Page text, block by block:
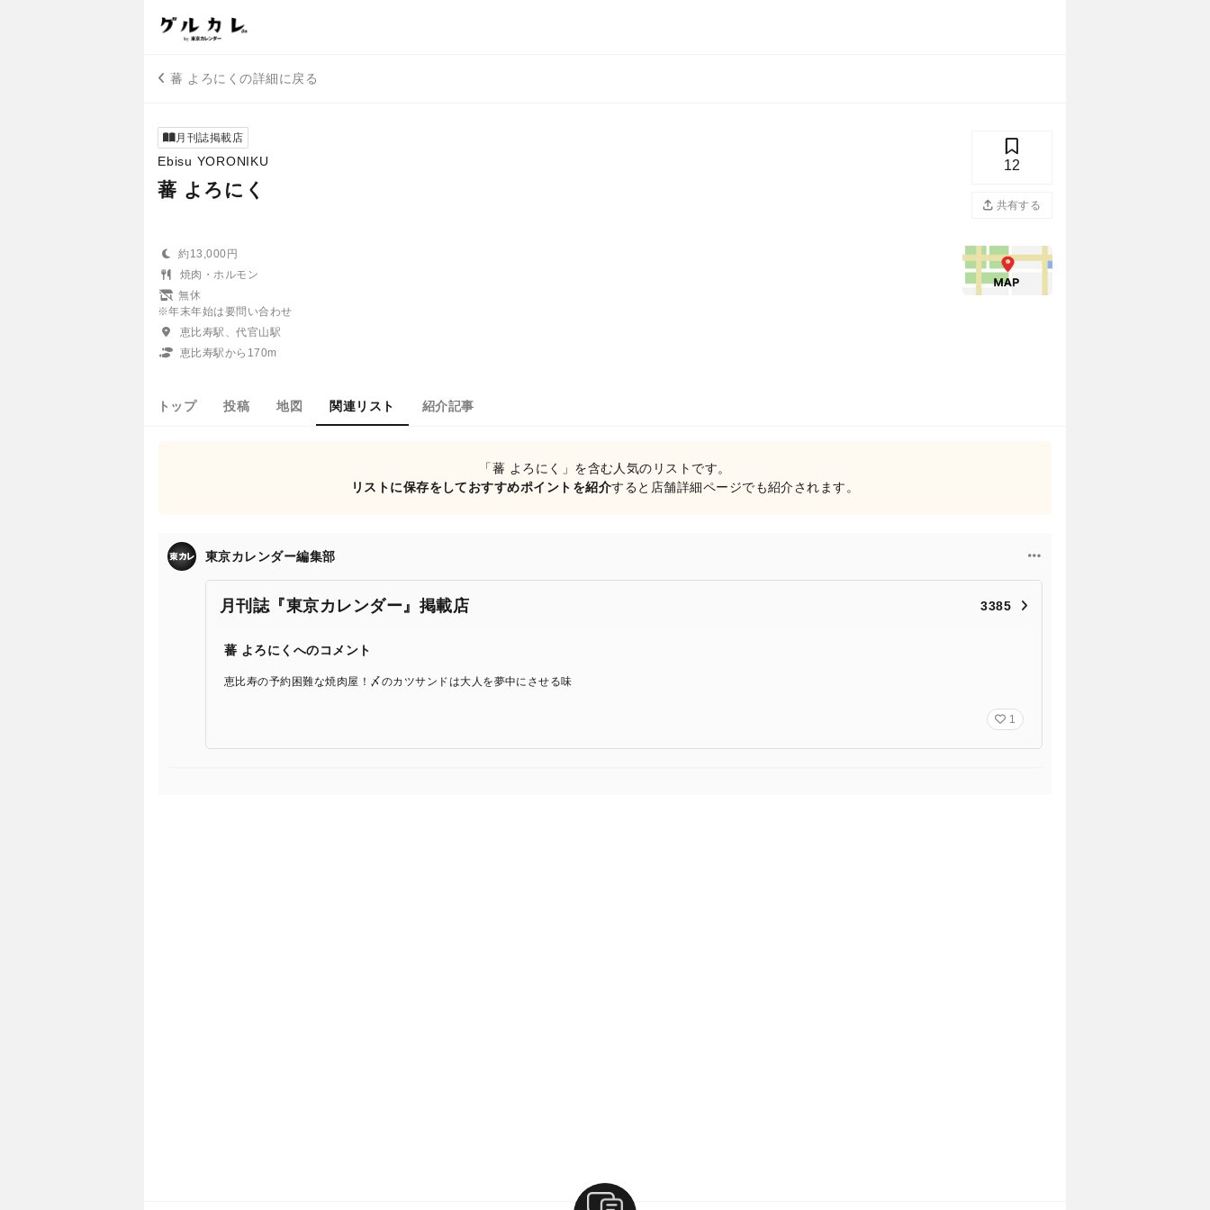
蕃 よろにくの詳細に戻る
月刊誌掲載店
Ebisu YORONIKU
蕃 よろにく
12
共有する
約13,000円
焼肉・ホルモン
無休
※年末年始は要問い合わせ
恵比寿駅、代官山駅
恵比寿駅から170m
トップ 投稿 地図 関連リスト 紹介記事
「蕃 よろにく」を含む人気のリストです。
リストに保存をしておすすめポイントを紹介すると店舗詳細ページでも紹介されます。
東京カレンダー編集部
月刊誌『東京カレンダー』掲載店 3385
蕃 よろにくへのコメント
恵比寿の予約困難な焼肉屋！〆のカツサンドは大人を夢中にさせる味
1